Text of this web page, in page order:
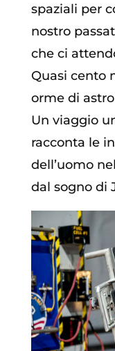
spaziali per
nostro
che ci
Quasi cento
orme di
Un viaggio
racconta le
dell’uomo
dal sogno di